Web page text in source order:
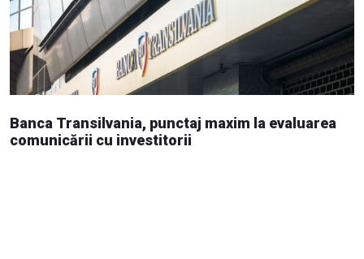
Banca Transilvania, punctaj maxim la evaluarea
comunicării cu investitorii